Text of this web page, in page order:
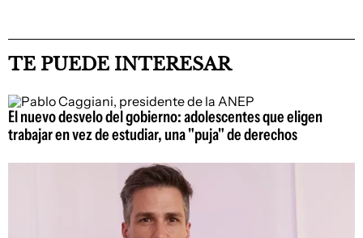
TE PUEDE INTERESAR
El nuevo desvelo del gobierno: adolescentes que eligen
trabajar en vez de estudiar, una "puja" de derechos